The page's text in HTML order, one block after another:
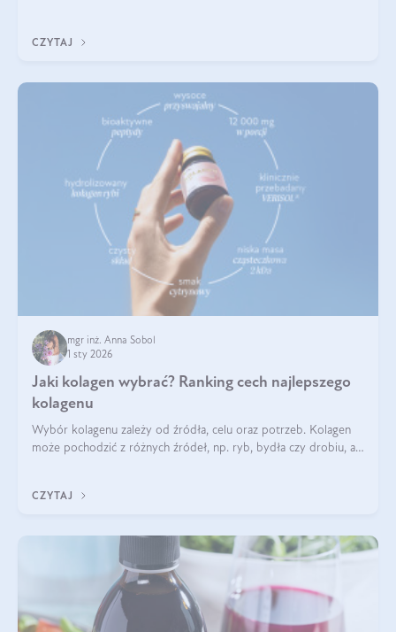
CZYTAJ
mgr inż. Anna Sobol
1 sty 2026
Jaki kolagen wybrać? Ranking cech najlepszego
kolagenu
Wybór kolagenu zależy od źródła, celu oraz potrzeb. Kolagen
może pochodzić z różnych źródeł, np. ryb, bydła czy drobiu, a
bydlęcy.
CZYTAJ